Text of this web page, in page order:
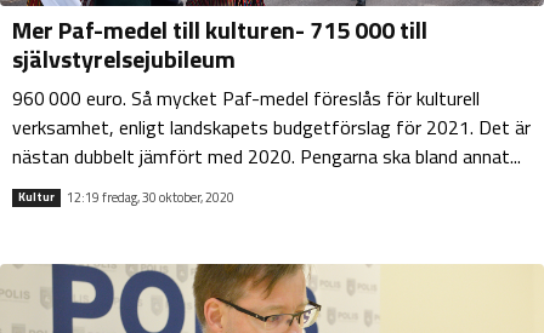
Mer Paf-medel till kulturen- 715 000 till
självstyrelsejubileum
960 000 euro. Så mycket Paf-medel föreslås för kulturell
verksamhet, enligt landskapets budgetförslag för 2021. Det är
nästan dubbelt jämfört med 2020. Pengarna ska bland annat...
Kultur 12:19 fredag, 30 oktober, 2020